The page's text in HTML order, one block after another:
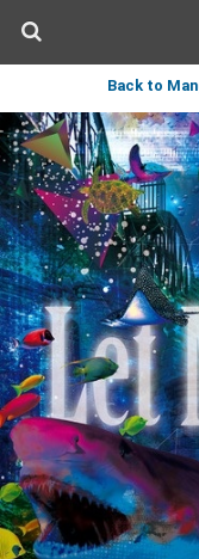
Back to